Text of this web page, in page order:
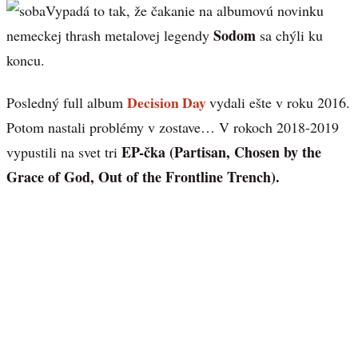
Vypadá to tak, že čakanie na albumovú novinku
nemeckej thrash metalovej legendy Sodom sa chýli ku
koncu.
Posledný full album Decision Dayvydali ešte v roku 2016.
Potom nastali problémy v zostave… V rokoch 2018-2019
vypustili na svet tri EP-čka (Partisan, Chosen by the
Grace of God, Out of the Frontline Trench).